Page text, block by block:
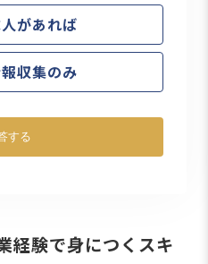
があれば
収集のみ
する
経験で身につくスキ